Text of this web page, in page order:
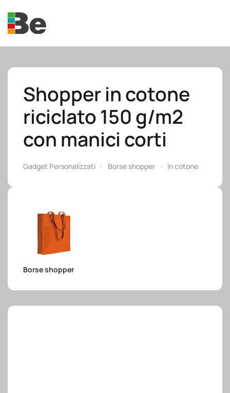
Skip to main content
Shopper in cotone
riciclato 150 g/m2
con manici corti
Gadget Personalizzati Borse shopper In cotone
Borse shopper